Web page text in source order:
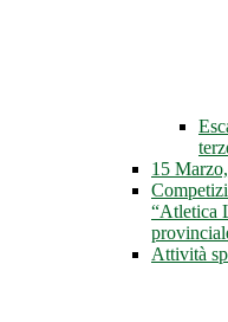
15
“Atletica
Attività